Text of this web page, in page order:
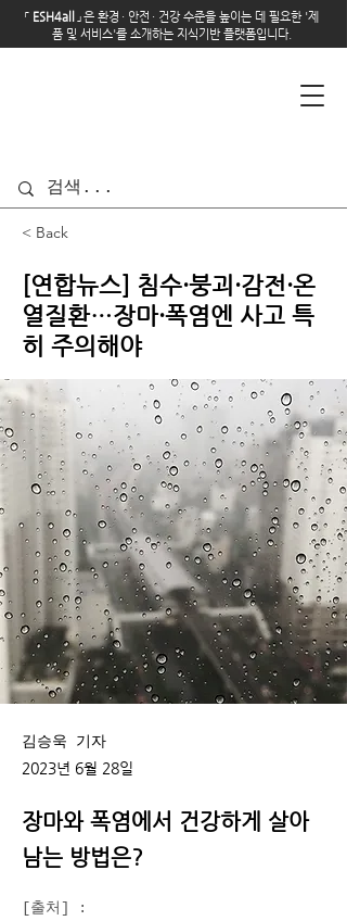
「 ESH4all 」은 환경 · 안전 · 건강 수준을 높이는 데 필요한 '제
품 및 서비스'를 소개하는 지식기반 플랫폼입니다.
< Back
[연합뉴스] 침수·붕괴·감전·온
열질환…장마·폭염엔 사고 특
히 주의해야
김승욱 기자
2023년 6월 28일
장마와 폭염에서 건강하게 살아
남는 방법은?
[출처]
: